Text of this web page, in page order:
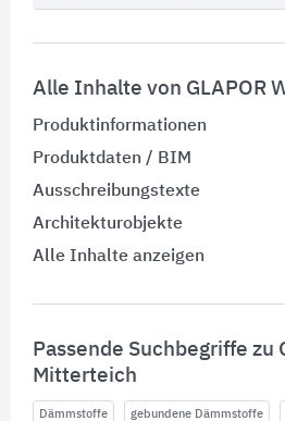
Alle Inhalte von GLAPOR
Produktinformationen
Produktdaten / BIM
Ausschreibungstexte
Architekturobjekte
Alle Inhalte anzeigen
Passende Suchbegriffe zu
Mitterteich
Dämmstoffe gebundene Dämmstoffe